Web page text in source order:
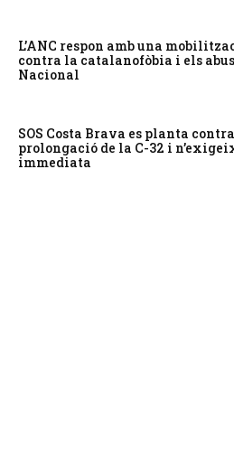
L’ANC respon amb una
contra la catalanofòbia i els
Nacional
SOS Costa Brava es planta
prolongació de la C-32 i
immediata